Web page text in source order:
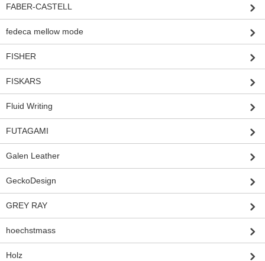
FABER-CASTELL
fedeca mellow mode
FISHER
FISKARS
Fluid Writing
FUTAGAMI
Galen Leather
GeckoDesign
GREY RAY
hoechstmass
Holz